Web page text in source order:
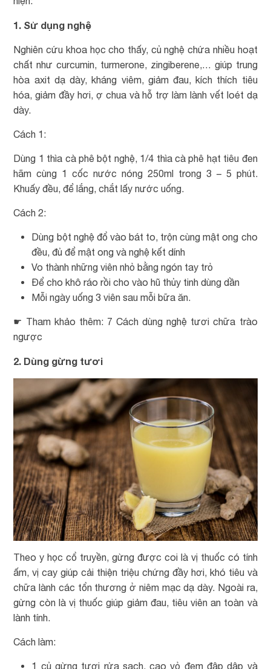
1. Sử dụng nghệ
Nghiên cứu khoa học cho thấy, củ nghệ chứa nhiều hoạt
chất như curcumin, turmerone, zingiberene,… giúp trung
hòa axit dạ dày, kháng viêm, giảm đau, kích thích tiêu
hóa, giảm đầy hơi, ợ chua và hỗ trợ làm lành vết loét dạ
dày.
Cách 1:
Dùng 1 thìa cà phê bột nghệ, 1/4 thìa cà phê hạt tiêu đen
hãm cùng 1 cốc nước nóng 250ml trong 3 – 5 phút.
Khuấy đều, để lắng, chắt lấy nước uống.
Cách 2:
Dùng bột nghệ đổ vào bát to, trộn cùng mật ong cho
đều, đủ để mật ong và nghệ kết dính
Vo thành những viên nhỏ bằng ngón tay trỏ
Để cho khô ráo rồi cho vào hũ thủy tinh dùng dần
Mỗi ngày uống 3 viên sau mỗi bữa ăn.
☛ Tham khảo thêm: 7 Cách dùng nghệ tươi chữa trào
ngược
2. Dùng gừng tươi
Theo y học cổ truyền, gừng được coi là vị thuốc có tính
ấm, vị cay giúp cải thiện triệu chứng đầy hơi, khó tiêu và
chữa lành các tổn thương ở niêm mạc dạ dày. Ngoài ra,
gừng còn là vị thuốc giúp giảm đau, tiêu viên an toàn và
lành tính.
Cách làm:
1 củ gừng tươi rửa sạch, cạo vỏ đem đập dập và